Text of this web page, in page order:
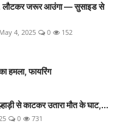
लौटकर जरूर आउंगा — सुसाइड से
May 4, 2025 0 152
हमला, फायरिंग
से काटकर उतारा मौत के घाट,...
0 731